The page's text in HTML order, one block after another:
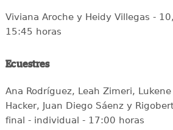
Viviana Aroche y Heidy Villegas -
15:45 horas
Ecuestres
Ana Rodríguez, Leah Zimeri,
Hacker, Juan Diego Sáenz y
final - individual - 17:00 horas